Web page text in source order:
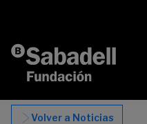
Volver a Noticias